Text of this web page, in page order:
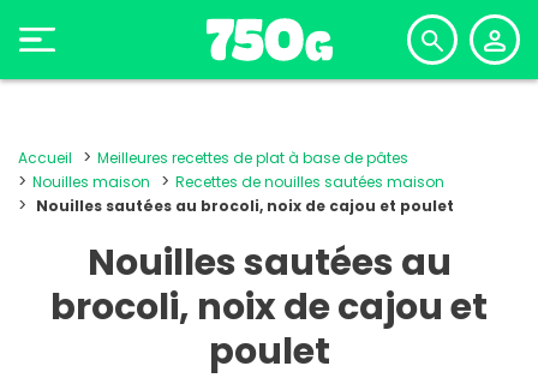
Accueil
Meilleures recettes de plat à base de pâtes
Nouilles maison
Recettes de nouilles sautées maison
Nouilles sautées au brocoli, noix de cajou et poulet
Nouilles sautées au
brocoli, noix de cajou et
poulet